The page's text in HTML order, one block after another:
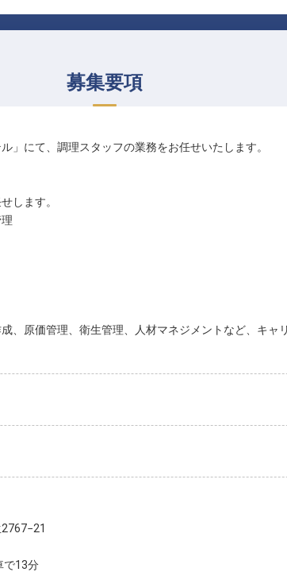
募集要項
」にて、調理スタッフの業務をお任せいたします。
します。
、原価管理、衛⽣管理、⼈材マネジメントなど、キャ
で13分